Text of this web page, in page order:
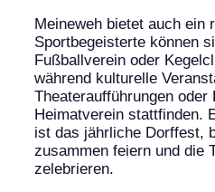
Meineweh bietet auch ein
Sportbegeisterte können
Fußballverein oder
während kulturelle
Theateraufführungen oder
Heimatverein stattfinden.
ist das jährliche Dorffest,
zusammen feiern und die
zelebrieren.